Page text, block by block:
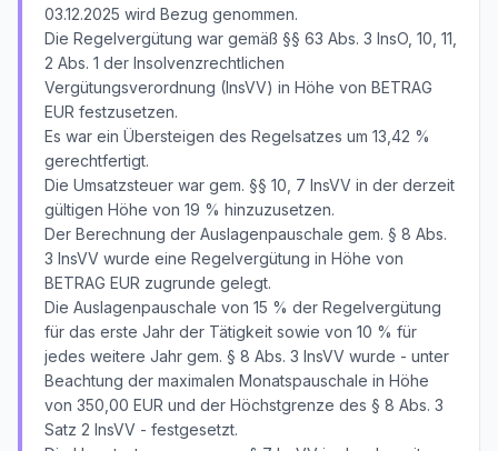
03.12.2025 wird Bezug genommen.
Die Regelvergütung war gemäß §§ 63 Abs. 3 InsO, 10, 11,
2 Abs. 1 der Insolvenzrechtlichen
Vergütungsverordnung (InsVV) in Höhe von BETRAG
EUR festzusetzen.
Es war ein Übersteigen des Regelsatzes um 13,42 %
gerechtfertigt.
Die Umsatzsteuer war gem. §§ 10, 7 InsVV in der derzeit
gültigen Höhe von 19 % hinzuzusetzen.
Der Berechnung der Auslagenpauschale gem. § 8 Abs.
3 InsVV wurde eine Regelvergütung in Höhe von
BETRAG EUR zugrunde gelegt.
Die Auslagenpauschale von 15 % der Regelvergütung
für das erste Jahr der Tätigkeit sowie von 10 % für
jedes weitere Jahr gem. § 8 Abs. 3 InsVV wurde - unter
Beachtung der maximalen Monatspauschale in Höhe
von 350,00 EUR und der Höchstgrenze des § 8 Abs. 3
Satz 2 InsVV - festgesetzt.